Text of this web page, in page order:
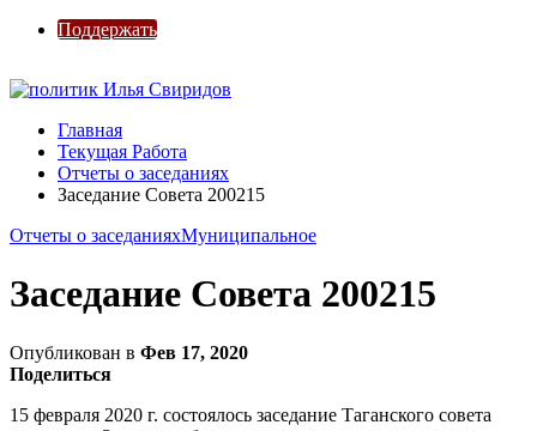
Поддержать
Главная
Текущая Работа
Отчеты о заседаниях
Заседание Совета 200215
Отчеты о заседанияхМуниципальное
Заседание Совета 200215
Опубликован в Фев 17, 2020
Поделиться
15 февраля 2020 г. состоялось заседание Таганского совета